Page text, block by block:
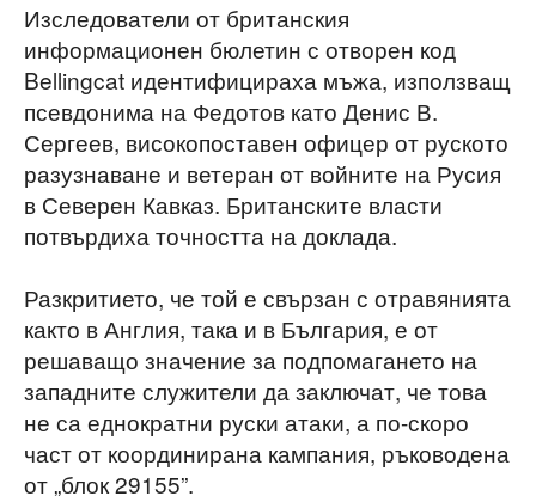
Изследователи от британския
информационен бюлетин с отворен код
Bellingcat идентифицираха мъжа, използващ
псевдонима на Федотов като Денис В.
Сергеев, високопоставен офицер от руското
разузнаване и ветеран от войните на Русия
в Северен Кавказ. Британските власти
потвърдиха точността на доклада.
Разкритието, че той е свързан с отравянията
както в Англия, така и в България, е от
решаващо значение за подпомагането на
западните служители да заключат, че това
не са еднократни руски атаки, а по-скоро
част от координирана кампания, ръководена
от „блок 29155”.